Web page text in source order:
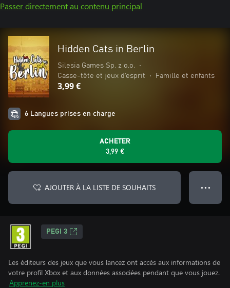
Passer directement au contenu principal
Hidden Cats in Berlin
Silesia Games Sp. z o.o.
•
Casse-tête et jeux d'esprit
• Famille et enfants
3,99 €
6 Langues prises en charge
ACHETER
3,99 €
AJOUTER À LA LISTE DE SOUHAITS ● ● ●
PEGI 3
Les éditeurs des jeux que vous lancez ont accès aux informations de
votre profil Xbox et aux données associées pendant que vous jouez.
Apprenez-en plus